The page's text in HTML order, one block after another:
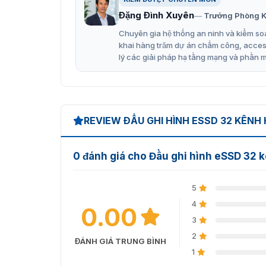
Đầu vào video HDTVI/AHD/CVI/CVBS/IP
Âm thanh qua cáp đồng trục
Đầu vào camera IP lên tới 18-ch (tối đa 5
Khả năng mã hóa lên tới 1080p Lite@15
Vietnamsmart – phân phối
lắp đặt tận nơi và nhiều ưu đãi khác.
Đặng Đình Xuyên
Trưởng Phòng
Chuyên gia hệ thống an ninh và kiểm
khai hàng trăm dự án chấm công,
lý các giải pháp hạ tầng mạng và phần
REVIEW ĐẦU GHI HÌNH ESSD 32
0 đánh giá cho Đầu ghi hình eSSD 32
0.00
ĐÁNH GIÁ TRUNG BÌNH
5
4
3
2
1